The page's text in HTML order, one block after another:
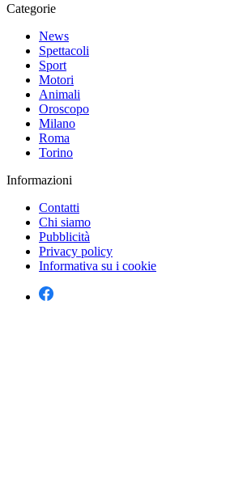
Categorie
News
Spettacoli
Sport
Motori
Animali
Oroscopo
Milano
Roma
Torino
Informazioni
Contatti
Chi siamo
Pubblicità
Privacy policy
Informativa su i cookie